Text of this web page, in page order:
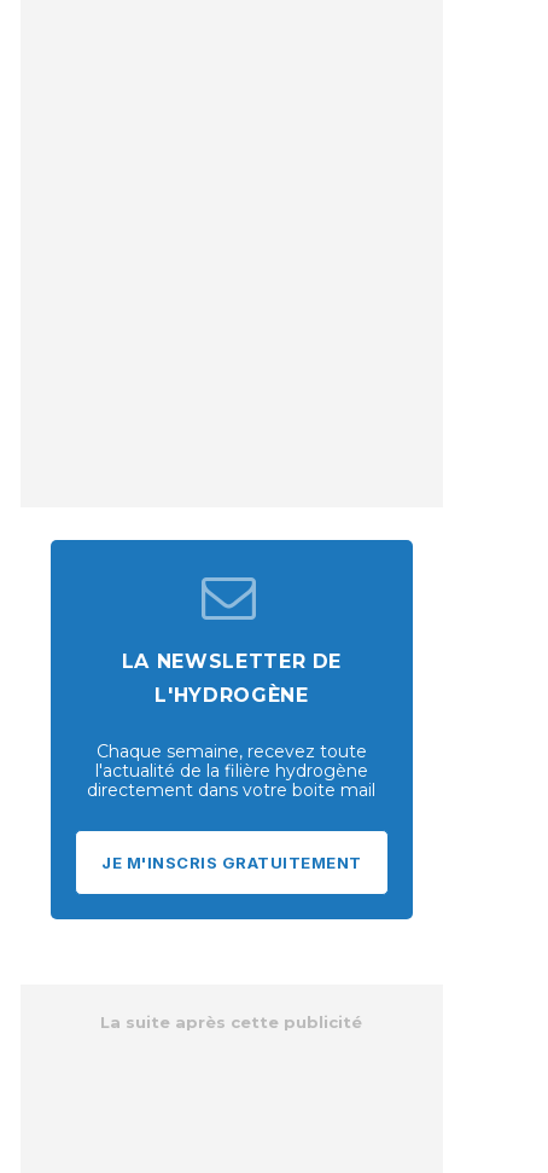
LA NEWSLETTER DE
L'HYDROGÈNE
Chaque semaine, recevez toute
l'actualité de la filière hydrogène
directement dans votre boite mail
JE M'INSCRIS GRATUITEMENT